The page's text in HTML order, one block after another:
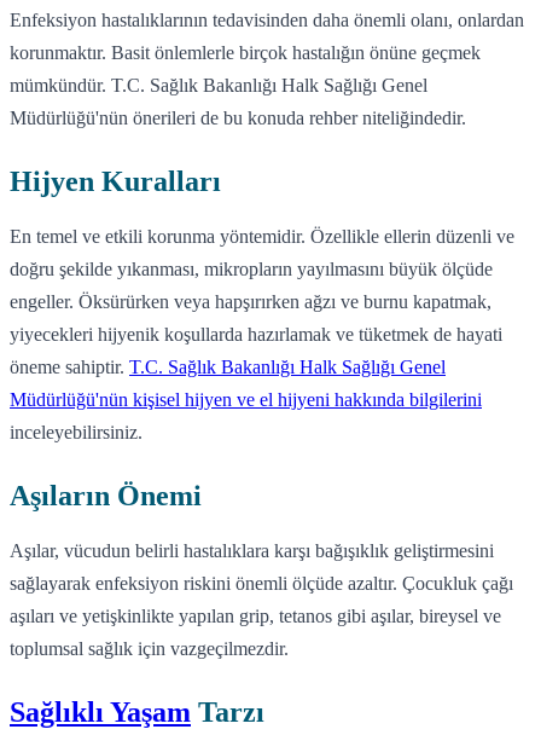
Enfeksiyon hastalıklarının tedavisinden daha önemli olanı, onlardan
korunmaktır. Basit önlemlerle birçok hastalığın önüne geçmek
mümkündür. T.C. Sağlık Bakanlığı Halk Sağlığı Genel
Müdürlüğü'nün önerileri de bu konuda rehber niteliğindedir.
Hijyen Kuralları
En temel ve etkili korunma yöntemidir. Özellikle ellerin düzenli ve
doğru şekilde yıkanması, mikropların yayılmasını büyük ölçüde
engeller. Öksürürken veya hapşırırken ağzı ve burnu kapatmak,
yiyecekleri hijyenik koşullarda hazırlamak ve tüketmek de hayati
öneme sahiptir. T.C. Sağlık Bakanlığı Halk Sağlığı Genel
Müdürlüğü'nün kişisel hijyen ve el hijyeni hakkında bilgilerini
inceleyebilirsiniz.
Aşıların Önemi
Aşılar, vücudun belirli hastalıklara karşı bağışıklık geliştirmesini
sağlayarak enfeksiyon riskini önemli ölçüde azaltır. Çocukluk çağı
aşıları ve yetişkinlikte yapılan grip, tetanos gibi aşılar, bireysel ve
toplumsal sağlık için vazgeçilmezdir.
Sağlıklı Yaşam Tarzı